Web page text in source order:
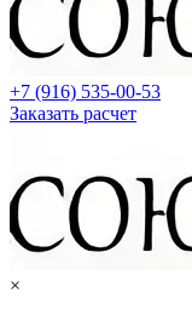
+7 (916) 535-00-53
Заказать расчет
×